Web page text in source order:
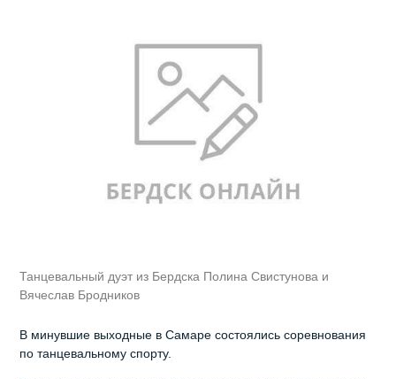
Танцевальный дуэт из Бердска Полина Свистунова и
Вячеслав Бродников
В минувшие выходные в Самаре состоялись соревнования
по танцевальному спорту.